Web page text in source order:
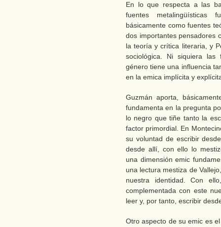
En lo que respecta a las
fuentes metalingüísticas
básicamente como fuentes
dos importantes pensadores
la teoría y crítica literaria, y
sociológica. Ni siquiera las
género tiene una influencia
en la emica implícita y
Guzmán aporta,
fundamenta en la pregunta
lo negro que tiñe tanto la
factor primordial. En
su voluntad de escribir
desde allí, con ello lo
una dimensión emic
una lectura mestiza de
nuestra identidad. Con
complementada con este
leer y, por tanto, escribir
Otro aspecto de su emic es